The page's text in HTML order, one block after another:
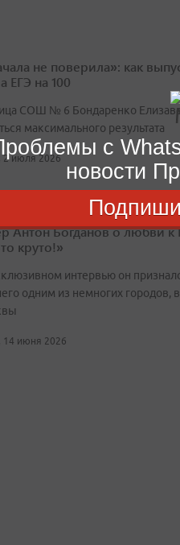
не поверила»: как
ЕГЭ на 100
СОШ № 6 Бондаренко
максимального результата
2 июля 2026
Антон Богданов о любви
круто!»
интервью он
одним из немногих городов,
14 июня 2026
с
новости